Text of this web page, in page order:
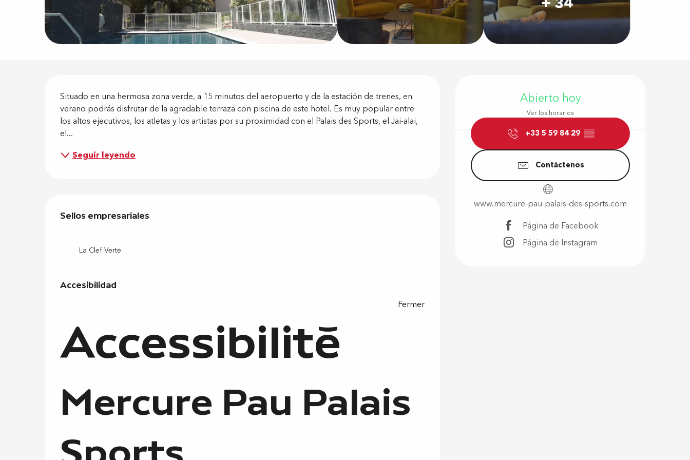
Horarios y
Abierto hoy
Ver los horarios
+33 5 59 84 29 ▒▒
Contáctenos
www.mercure-pau-palais-des-sports.com
Página de Facebook
Página de Instagram
Descripción
Situado en una hermosa zona verde, a 15 minutos del aeropuerto y de la estación de trenes, en
verano podrás disfrutar de la agradable terraza con piscina de este hotel. Es muy popular entre
los altos ejecutivos, los atletas y los artistas por su proximidad con el Palais des Sports, el Jai-alai,
el...
Seguir leyendo
Oferta de prestaciones
Sellos empresariales
Sellos empresariales
La Clef Verte
Accesibilidad
Fermer
Accessibilité
Mercure Pau Palais
Sports